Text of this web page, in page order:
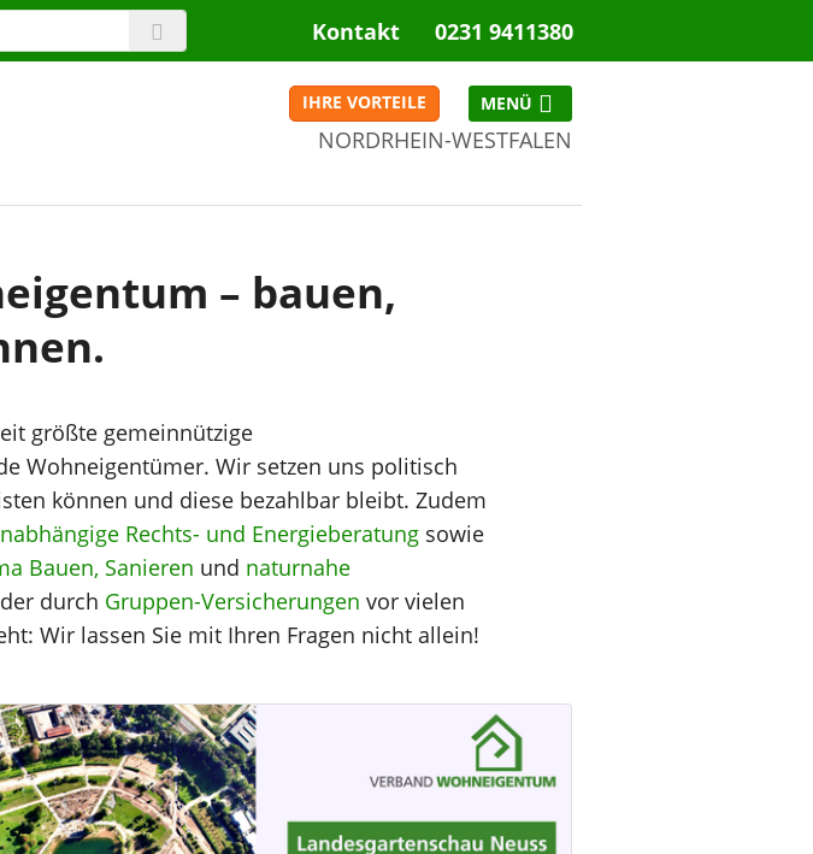
Kontakt 0231 9411380
IHRE VORTEILE
NORDRHEIN-WESTFALEN
– bauen,
größte gemeinnützige
Wohneigentümer. Wir setzen uns politisch
können und diese bezahlbar bleibt. Zudem
Rechts- und Energieberatungsowie
Bauen, Sanieren und naturnahe
durch Gruppen-Versicherungen vor vielen
Wir lassen Sie mit Ihren Fragen nicht allein!